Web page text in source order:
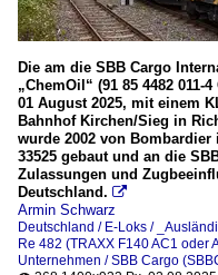
Die am die SBB Cargo
„ChemOil“ (91 85 4482 011-
01 August 2025, mit einem
Bahnhof Kirchen/Sieg in
wurde 2002 von
33525 gebaut und an die
Zulassungen und
Deutschland. 
Armin Schwarz
Deutschland / E-Loks /
Re 482 (TRAXX F140 AC1 oder
Unternehmen / SBB Cargo